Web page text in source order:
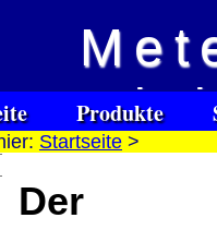
/ deafblind /
Produkte
Impressum
Startseite >
Der
DHL
bis 5kg
Deutschland
8.95 €
Deutschland